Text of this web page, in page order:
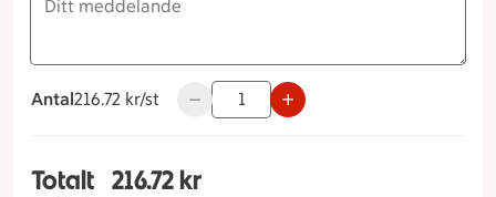
Antal
216.72 kronor styck
216.72 kr/st Använd knapparna för att minska
Totalt Totalt 1 stycken Citrontårta Storlek på tårta 6
216.72 kr